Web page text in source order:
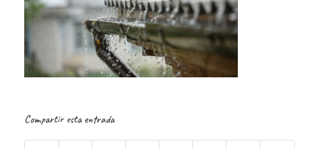
Compartir esta entrada